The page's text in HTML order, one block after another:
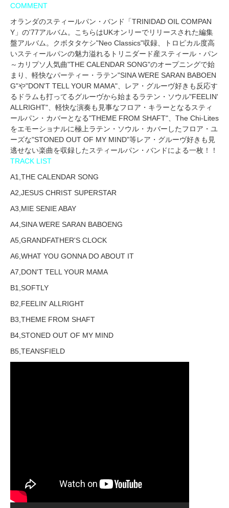
COMMENT
オランダのスティールパン・バンド「TRINIDAD OIL COMPAN
Y」の'77アルバム。こちらはUKオンリーでリリースされた編集
盤アルバム。クボタタケシ"Neo Classics"収録、トロピカル度高
いスティールパンの魅力溢れるトリニダード産スティール・パン
～カリプソ人気曲"THE CALENDAR SONG"のオープニングで始
まり、軽快なパーティー・ラテン"SINA WERE SARAN BABOEN
G"や"DON'T TELL YOUR MAMA"、レア・グルーヴ好きも反応す
るドラムも打ってるグルーヴから始まるラテン・ソウル"FEELIN'
ALLRIGHT"、軽快な演奏も見事なフロア・キラーとなるスティ
ールパン・カバーとなる"THEME FROM SHAFT"、The Chi-Lites
をエモーショナルに極上ラテン・ソウル・カバーしたフロア・ユ
ーズな"STONED OUT OF MY MIND"等レア・グルーヴ好きも見
逃せない楽曲を収録したスティールパン・バンドによる一枚！！
TRACK LIST
A1,THE CALENDAR SONG
A2,JESUS CHRIST SUPERSTAR
A3,MIE SENIE ABAY
A4,SINA WERE SARAN BABOENG
A5,GRANDFATHER'S CLOCK
A6,WHAT YOU GONNA DO ABOUT IT
A7,DON'T TELL YOUR MAMA
B1,SOFTLY
B2,FEELIN' ALLRIGHT
B3,THEME FROM SHAFT
B4,STONED OUT OF MY MIND
B5,TEANSFIELD